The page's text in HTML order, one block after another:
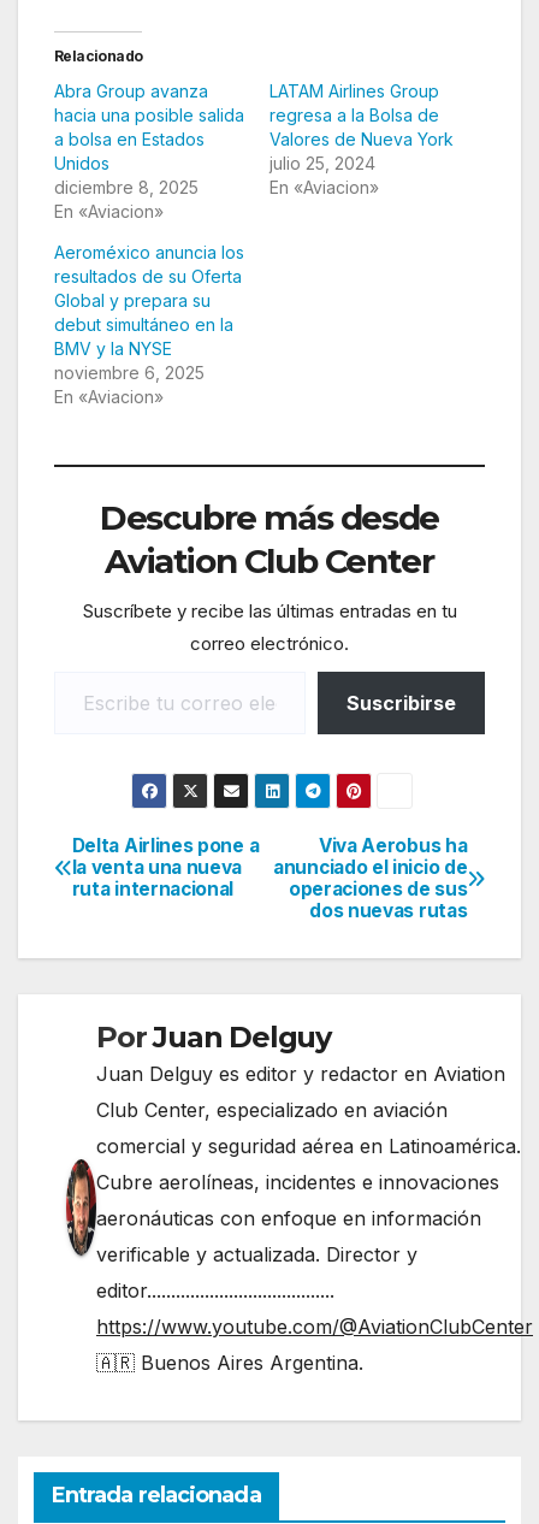
Relacionado
Abra Group avanza
hacia una posible salida
a bolsa en Estados
Unidos
diciembre 8, 2025
En «Aviacion»
LATAM Airlines Group
regresa a la Bolsa de
Valores de Nueva York
julio 25, 2024
En «Aviacion»
Aeroméxico anuncia los
resultados de su Oferta
Global y prepara su
debut simultáneo en la
BMV y la NYSE
noviembre 6, 2025
En «Aviacion»
Descubre más desde
Aviation Club Center
Suscríbete y recibe las últimas entradas en tu
correo electrónico.
Suscribirse
Navegación
de
entradas
Viva Aerobus ha
anunciado el inicio de
operaciones de sus
dos nuevas rutas
Delta Airlines pone a
la venta una nueva
ruta internacional
PorJuan Delguy
Juan Delguy es editor y redactor en Aviation
Club Center, especializado en aviación
comercial y seguridad aérea en Latinoamérica.
Cubre aerolíneas, incidentes e innovaciones
aeronáuticas con enfoque en información
verificable y actualizada. Director y
editor.......................................
https://www.youtube.com/@AviationClubCenter
🇦🇷 Buenos Aires Argentina.
Entrada relacionada